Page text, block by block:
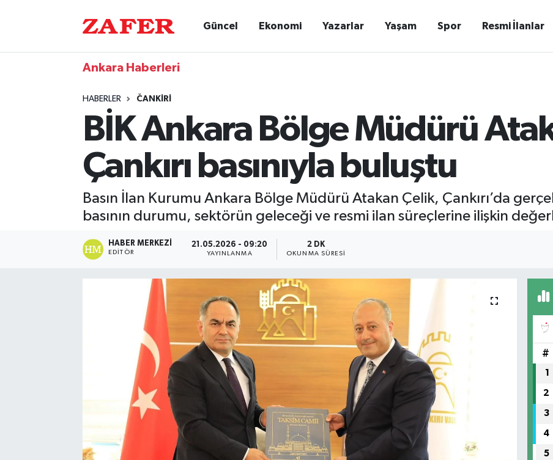
Güncel Ekonomi Yazarlar Yaşam Spor Resmi İlanlar
Ankara Haberleri
HABERLER ČANKIRI
BİK Ankara Bölge Müdürü
Çankırı basınıyla buluştu
Basın İlan Kurumu Ankara Bölge Müdürü Atakan Çelik, Çankırı’da
basının durumu, sektörün geleceği ve resmi ilan süreçlerine ilişkin
HABER MERKEZI
EDITÖR
21.05.2026 - 09:20
YAYINLANMA
2 DK
OKUNMA SÜRESI
#
1
2
3
4
5